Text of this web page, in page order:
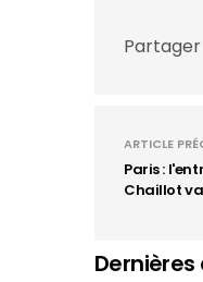
Partager
ARTICLE
Paris :
Chaillot